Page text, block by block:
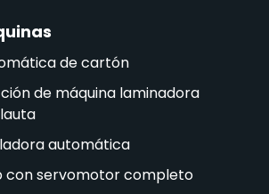
de cartón
de máquina laminadora
automática
con servomotor completo